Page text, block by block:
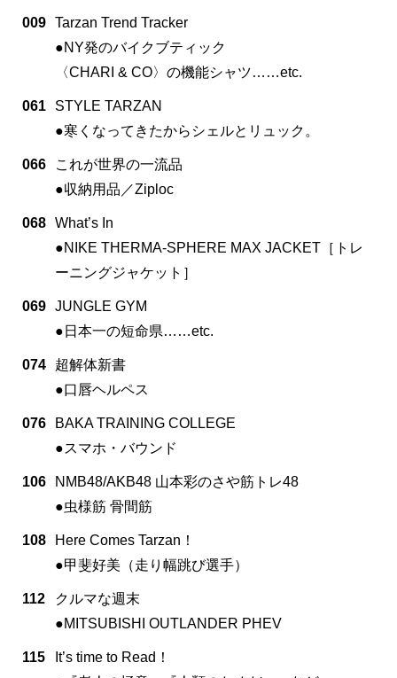
009 Tarzan Trend Tracker
●NY発のバイクブティック
〈CHARI & CO〉の機能シャツ……etc.
061
STYLE TARZAN
●寒くなってきたからシェルとリュック。
066
これが世界の一流品
●収納用品／Ziploc
068 What’s In
●NIKE THERMA-SPHERE MAX JACKET［トレ
ーニングジャケット］
069 JUNGLE GYM
●日本一の短命県……etc.
074
超解体新書
●口唇ヘルペス
076
BAKA TRAINING COLLEGE
●スマホ・バウンド
106
NMB48/AKB48 山本彩のさや筋トレ48
●虫様筋 骨間筋
108
Here Comes Tarzan！
●甲斐好美（走り幅跳び選手）
112
クルマな週末
●MITSUBISHI OUTLANDER PHEV
115
It’s time to Read！